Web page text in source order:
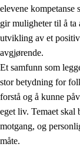
2.
2.1 Sosial
elevene kompetanse
gir muligheter til å ta
utvikling av et
avgjørende.
Et samfunn som
stor betydning for
forstå og å kunne
eget liv. Temaet skal
motgang, og
måte.